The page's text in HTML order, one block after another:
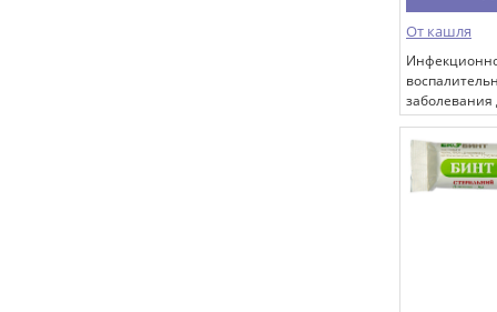
От кашля
путей:
трахеит;
гастрит,